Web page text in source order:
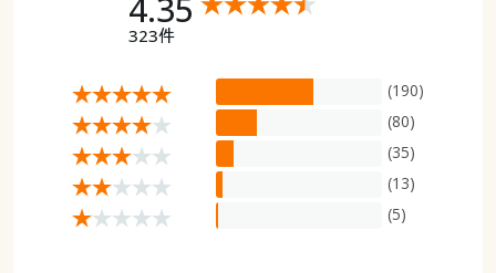
323件
(190)
(80)
(35)
(13)
(5)